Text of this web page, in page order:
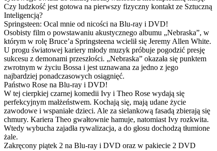
Czy ludzkość jest gotowa na pierwszy fizyczny kontakt ze Sztuczną
Inteligencją?
Springsteen: Ocal mnie od nicości na Blu-ray i DVD!
Osobisty film o powstawaniu akustycznego albumu „Nebraska”, w
którym w rolę Bruce’a Springsteena wcielił się Jeremy Allen White.
U progu światowej kariery młody muzyk próbuje pogodzić presję
sukcesu z demonami przeszłości. „Nebraska” okazała się punktem
zwrotnym w życiu Bossa i jest uznawana za jedno z jego
najbardziej ponadczasowych osiągnięć.
Państwo Rose na Blu-ray i DVD!
W tej cierpkiej czarnej komedii Ivy i Theo Rose wydają się
perfekcyjnym małżeństwem. Kochają się, mają udane życie
zawodowe i wspaniałe dzieci. Ale za sielankową fasadą zbierają się
chmury. Kariera Theo gwałtownie hamuje, natomiast Ivy rozkwita.
Wtedy wybucha zajadła rywalizacja, a do głosu dochodzą tłumione
żale.
Zakręcony piątek 2 na Blu-ray i DVD oraz w pakiecie 2 DVD